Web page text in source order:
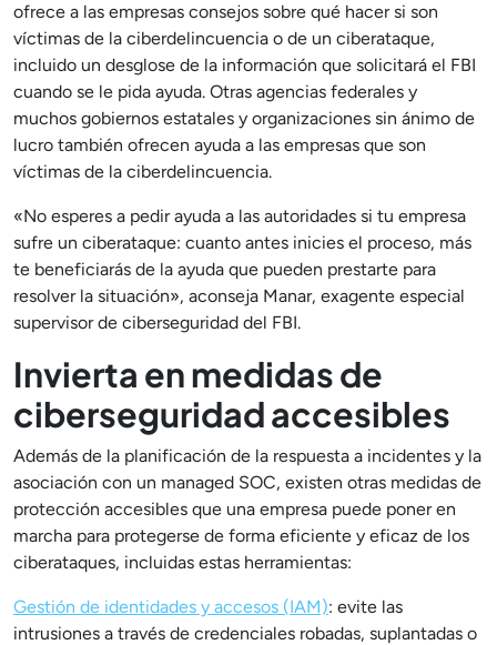
ofrece a las empresas consejos sobre qué hacer si son
víctimas de la ciberdelincuencia o de un ciberataque,
incluido un desglose de la información que solicitará el FBI
cuando se le pida ayuda. Otras agencias federales y
muchos gobiernos estatales y organizaciones sin ánimo de
lucro también ofrecen ayuda a las empresas que son
víctimas de la ciberdelincuencia.
«No esperes a pedir ayuda a las autoridades si tu empresa
sufre un ciberataque: cuanto antes inicies el proceso, más
te beneficiarás de la ayuda que pueden prestarte para
resolver la situación», aconseja Manar, exagente especial
supervisor de ciberseguridad del FBI.
Invierta en medidas de
ciberseguridad accesibles
Además de la planificación de la respuesta a incidentes y la
asociación con un managed SOC, existen otras medidas de
protección accesibles que una empresa puede poner en
marcha para protegerse de forma eficiente y eficaz de los
ciberataques, incluidas estas herramientas:
Gestión de identidades y accesos (IAM): evite las
intrusiones a través de credenciales robadas, suplantadas o